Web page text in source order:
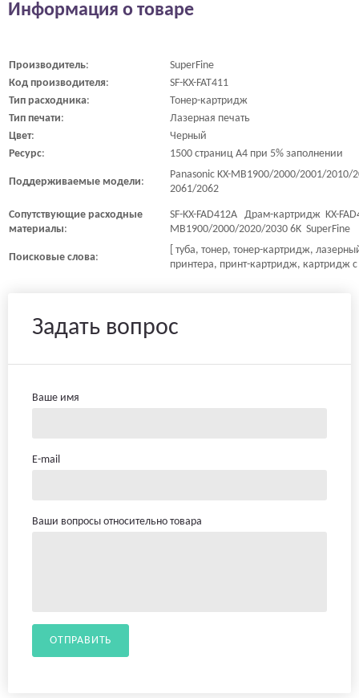
Информация о товаре
Производитель:
SuperFine
Код производителя:
SF-KX-FAT411
Тип расходника:
Тонер-картридж
Тип печати:
Лазерная печать
Цвет:
Черный
Ресурс: 1500 страниц A4 при 5% заполнении
Поддерживаемые модели:
Panasonic KX-MB1900/2000/2001/
2061/2062
Сопутствующие расходные
материалы:
SF-KX-FAD412A Драм-картридж KX-
MB1900/2000/2020/2030 6K SuperFine
Поисковые слова:
[ туба, тонер, тонер-картридж,
принтера, принт-картридж, картридж
Задать вопрос
Ваше имя
E-mail
Ваши вопросы относительно товара
ОТПРАВИТЬ